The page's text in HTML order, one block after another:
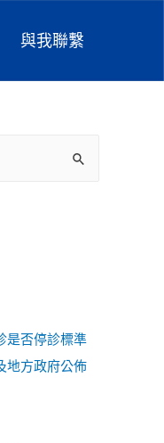
與我聯繫
是否停診標準
地方政府公佈